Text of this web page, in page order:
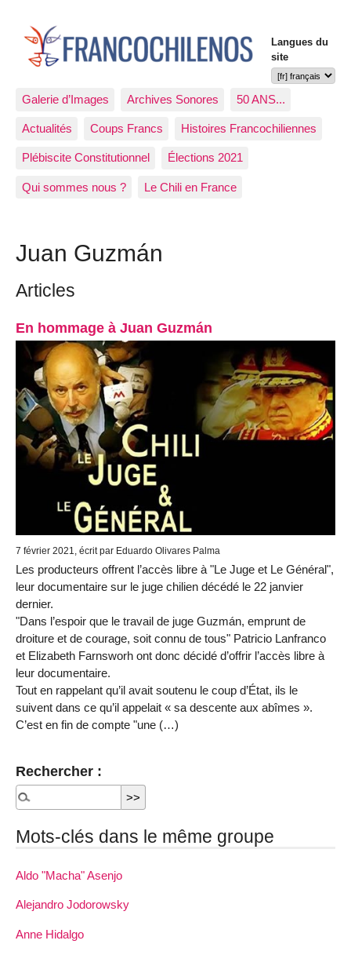
Langues du
site
Galerie d’Images Archives Sonores 50 ANS...
Actualités Coups Francs Histoires Francochiliennes
Plébiscite Constitutionnel Élections 2021
Qui sommes nous ? Le Chili en France
Juan Guzmán
Articles
En hommage à Juan Guzmán
7 février 2021, écrit par Eduardo Olivares Palma
Les producteurs offrent l’accès libre à "Le Juge et Le Général",
leur documentaire sur le juge chilien décédé le 22 janvier
dernier.
"Dans l’espoir que le travail de juge Guzmán, emprunt de
droiture et de courage, soit connu de tous" Patricio Lanfranco
et Elizabeth Farnsworh ont donc décidé d’offrir l’accès libre à
leur documentaire.
Tout en rappelant qu’il avait soutenu le coup d’État, ils le
suivent dans ce qu’il appelait « sa descente aux abîmes ».
C’est en fin de compte "une (…)
Rechercher :
Mots-clés dans le même groupe
Aldo "Macha" Asenjo
Alejandro Jodorowsky
Anne Hidalgo